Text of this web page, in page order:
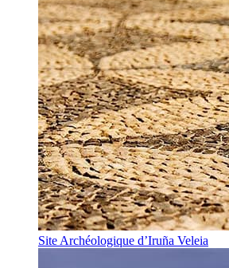
Site Archéologique d’Iruña Veleia